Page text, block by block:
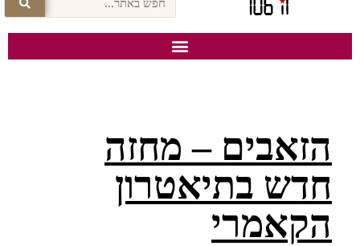
הזאבים – מחזה
חדש בתיאטרון
הקאמרי